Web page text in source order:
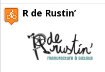
R de Rustin’